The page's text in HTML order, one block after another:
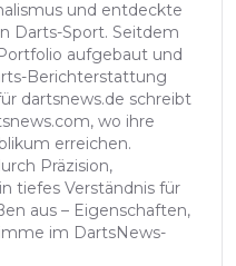
und entdeckte
Darts-Sport. Seitdem
aufgebaut und
Berichterstattung
dartsnews.de schreibt
wo ihre
erreichen.
Präzision,
tiefes Verständnis für
aus – Eigenschaften,
im DartsNews-